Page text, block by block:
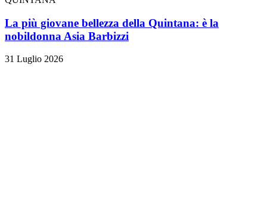
La più giovane bellezza della Quintana: è la
nobildonna Asia Barbizzi
31 Luglio 2026